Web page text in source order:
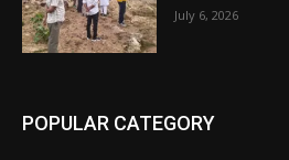
July 6, 2026
POPULAR CATEGORY